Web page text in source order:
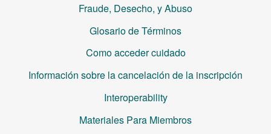
Fraude, Desecho, y Abuso
Glosario de Términos
Como acceder cuidado
Información sobre la cancelación de la inscripción
Interoperability
Materiales Para Miembros